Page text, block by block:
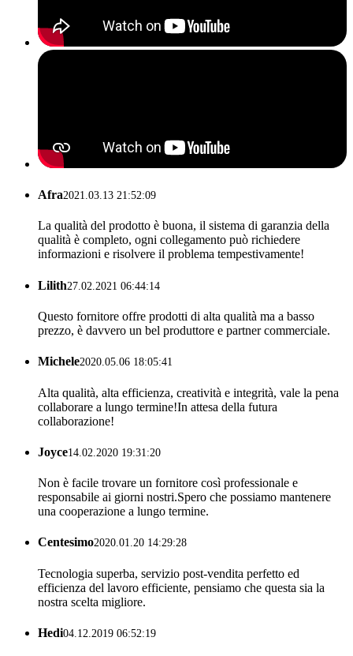
Afra2021.03.13 21:52:09
La qualità del prodotto è buona, il sistema di garanzia della
qualità è completo, ogni collegamento può richiedere
informazioni e risolvere il problema tempestivamente!
Lilith27.02.2021 06:44:14
Questo fornitore offre prodotti di alta qualità ma a basso
prezzo, è davvero un bel produttore e partner commerciale.
Michele2020.05.06 18:05:41
Alta qualità, alta efficienza, creatività e integrità, vale la pena
collaborare a lungo termine!In attesa della futura
collaborazione!
Joyce14.02.2020 19:31:20
Non è facile trovare un fornitore così professionale e
responsabile ai giorni nostri.Spero che possiamo mantenere
una cooperazione a lungo termine.
Centesimo2020.01.20 14:29:28
Tecnologia superba, servizio post-vendita perfetto ed
efficienza del lavoro efficiente, pensiamo che questa sia la
nostra scelta migliore.
Hedi04.12.2019 06:52:19